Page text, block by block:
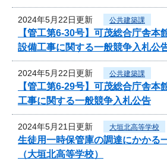
2024年5月22日更新 公共建築課
【管工第6-30号】可茂総合庁舎本
設備工事に関する一般競争入札公
2024年5月22日更新 公共建築課
【管工第6-29号】可茂総合庁舎本
工事に関する一般競争入札公告
2024年5月21日更新 大垣北高等学校
生徒用一時保管庫の調達にかかる
（大垣北高等学校）